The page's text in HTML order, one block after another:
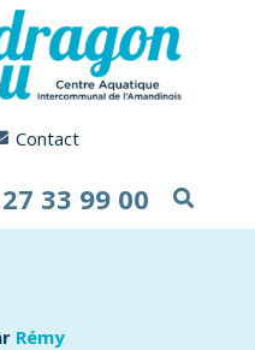
Contact
33 99 00
Rémy